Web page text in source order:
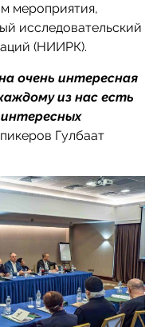
мероприятия,
исследовательский
(НИИРК).
очень интересная
из нас есть
Гулбаат